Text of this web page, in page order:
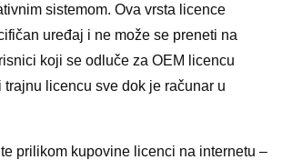
sistemom. Ova vrsta licence
uređaj i ne može se preneti na
koji se odluče za OEM licencu
licencu sve dok je računar u
prilikom kupovine licenci na internetu –